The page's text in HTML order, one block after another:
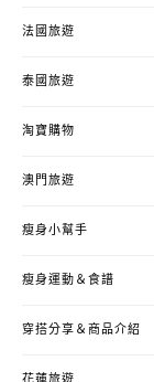
法國旅遊
泰國旅遊
淘寶購物
澳門旅遊
瘦身小幫手
瘦身運動＆食譜
穿搭分享＆商品介紹